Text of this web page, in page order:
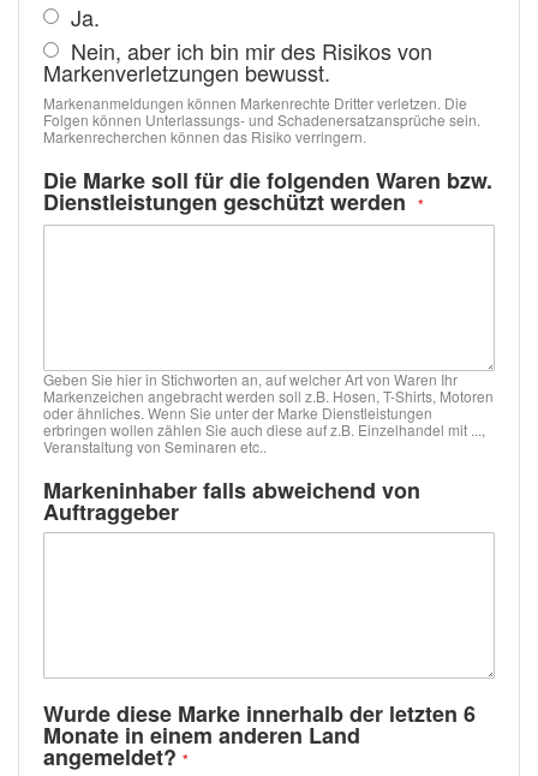
Ja.
Nein, aber ich bin mir des Risikos von
Markenverletzungen bewusst.
Markenanmeldungen können Markenrechte Dritter verletzen. Die
Folgen können Unterlassungs- und Schadenersatzansprüche sein.
Markenrecherchen können das Risiko verringern.
Die Marke soll für die folgenden Waren bzw.
Dienstleistungen geschützt werden
Geben Sie hier in Stichworten an, auf welcher Art von Waren Ihr
Markenzeichen angebracht werden soll z.B. Hosen, T-Shirts, Motoren
oder ähnliches. Wenn Sie unter der Marke Dienstleistungen
erbringen wollen zählen Sie auch diese auf z.B. Einzelhandel mit ...,
Veranstaltung von Seminaren etc..
Markeninhaber falls abweichend von
Auftraggeber
Wurde diese Marke innerhalb der letzten 6
Monate in einem anderen Land
angemeldet?